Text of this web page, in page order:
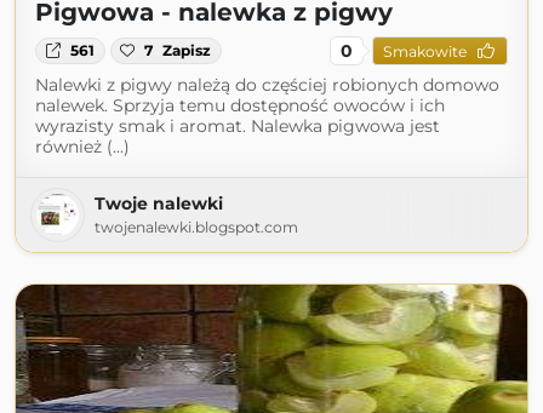
Pigwowa - nalewka z pigwy
561 7 Zapisz 0 Smakowite
Nalewki z pigwy należą do częściej robionych domowo
nalewek. Sprzyja temu dostępność owoców i ich
wyrazisty smak i aromat. Nalewka pigwowa jest
również (...)
Twoje nalewki
twojenalewki.blogspot.com